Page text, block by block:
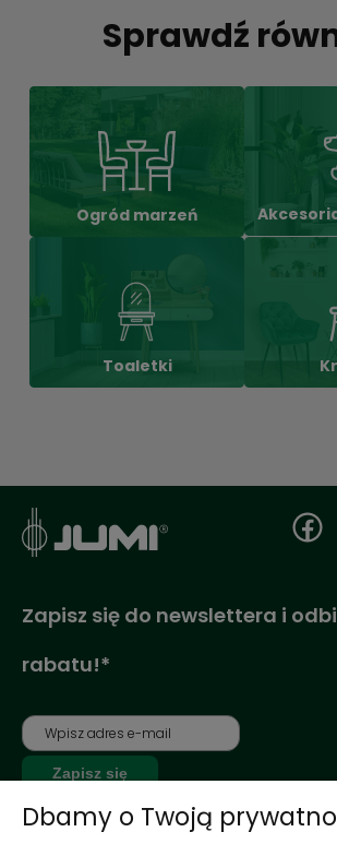
Sprawdź
Ogród marzeń
Toaletki
Zapisz się do newslettera i
rabatu!*
Zapisz się
*Jednorazowy rabat dla nowo zarejestrowanych
Dbamy o Twoją